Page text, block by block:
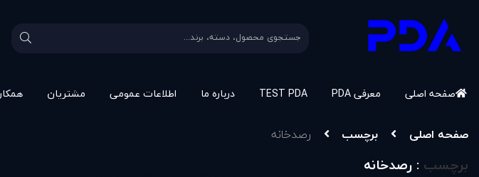
صفحه اصلی معرفی PDA TEST PDA درباره ما اطلاعات عمومی مشتريان
صفحه اصلی برچسب رصدخانه
برچسب : رصدخانه